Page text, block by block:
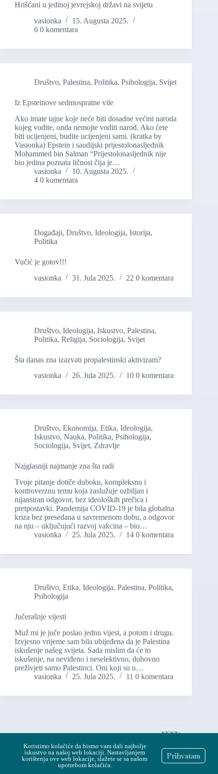
Hrišćani u jedinoj jevrejskoj državi na svijetu
vasionka
15. Augusta 2025.
6 0 komentara
Društvo, Palestina, Politika, Psihologija, Svijet
Iz Epsteinove sedmospratne vile
Ako imate tajne koje neće biti dosadne većini naroda
kojeg vodite, onda nemojte voditi narod. Ako ćete
biti ucijenjeni, budite ucijenjeni sami. (kratka by
Vasionka) Epstein i saudijski prijestolonasljednik
Mohammed bin Salman “Prijestolonasljednik nije
bio jedina poznata ličnost čija je…
vasionka
10. Augusta 2025.
4 0 komentara
Događaji, Društvo, Ideologija, Istorija,
Politika
Vučić je gotov!!!
vasionka
31. Jula 2025. 22 0 komentara
Društvo, Ideologija, Iskustvo, Palestina,
Politika, Religija, Sociologija, Svijet
Šta danas zna izazvati propalestinski aktivizam?
vasionka
26. Jula 2025. 10 0 komentara
Društvo, Ekonomija, Etika, Ideologija,
Iskustvo, Nauka, Politika, Psihologija,
Sociologija, Svijet, Zdravlje
Najglasniji najmanje zna šta radi
Tvoje pitanje dotiče duboku, kompleksnu i
kontroverznu temu koja zaslužuje ozbiljan i
nijansiran odgovor, bez ideoloških prečica i
pretpostavki. Pandemija COVID-19 je bila globalna
kriza bez presedana u savremenom dobu, a odgovor
na nju – uključujući razvoj vakcina – bio…
vasionka
25. Jula 2025. 14 0 komentara
Društvo, Etika, Ideologija, Palestina, Politika,
Psihologija
Jučerašnje vijesti
Muž mi je juče poslao jednu vijest, a potom i drugu.
Izvjesno vrijeme sam bila ubijeđena da je Palestina
iskušenje našeg svijeta. Sada mislim da će to
iskušenje, na neviđeno i neselektivno, duhovno
preživjeti samo Palestinci. Oni koji su u…
vasionka
25. Jula 2025. 11 0 komentara
NEXT
Koristimo kolačiće da bismo vam dali najbolje
iskustvo na našoj web lokaciji. Nastavljanjem
korištenja ove web lokacije, slažete se sa našom
upotrebom kolačića.
Prihvatam